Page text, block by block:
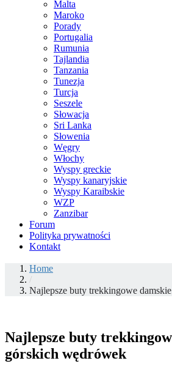
Malta
Maroko
Porady
Portugalia
Rumunia
Tajlandia
Tanzania
Tunezja
Turcja
Seszele
Słowacja
Sri Lanka
Słowenia
Węgry
Włochy
Wyspy greckie
Wyspy kanaryjskie
Wyspy Karaibskie
WZP
Zanzibar
Forum
Polityka prywatności
Kontakt
Home
/
Najlepsze buty trekkingowe
Najlepsze buty
górskich wędrówek